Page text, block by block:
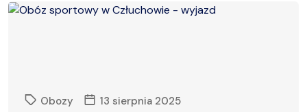
Czytaj więcej
Obozy 13 sierpnia 2025